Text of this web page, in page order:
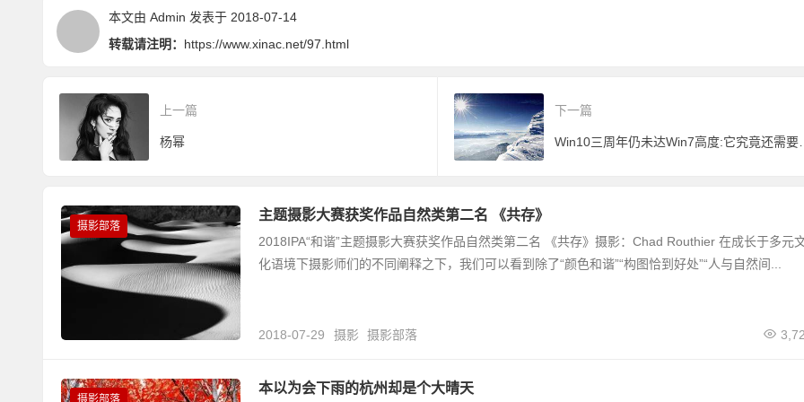
本文由 Admin 发表于 2018-07-14
转载请注明： https://www.xinac.net/97.html
上一篇
杨幂
下一篇
摄影部落
主题摄影大赛获奖作品自然类第二名 《共存》
2018IPA“和谐”主题摄影大赛获奖作品自然类第二名 《共存》摄影：Chad Routhier 在成长于多元
化语境下摄影师们的不同阐释之下，我们可以看到除了“颜色和谐”“构图恰到好处”“人与自然间...
2018-07-29 摄影 摄影部落
摄影部落
本以为会下雨的杭州却是个大晴天